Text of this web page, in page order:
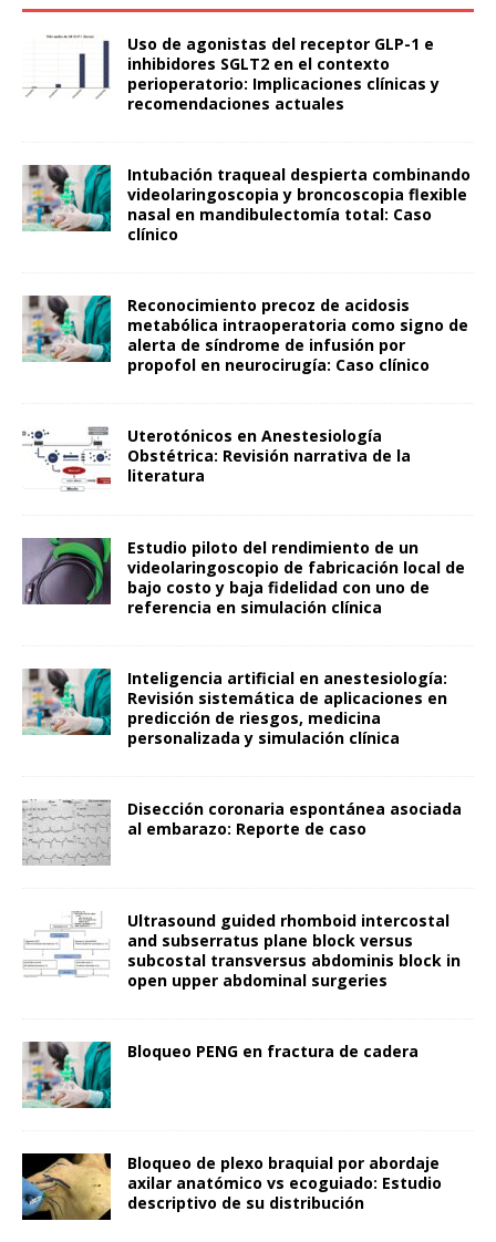
Uso de agonistas del receptor GLP-1 e
inhibidores SGLT2 en el contexto
perioperatorio: Implicaciones clínicas y
recomendaciones actuales
Intubación traqueal despierta combinando
videolaringoscopia y broncoscopia flexible
nasal en mandibulectomía total: Caso
clínico
Reconocimiento precoz de acidosis
metabólica intraoperatoria como signo de
alerta de síndrome de infusión por
propofol en neurocirugía: Caso clínico
Uterotónicos en Anestesiología
Obstétrica: Revisión narrativa de la
literatura
Estudio piloto del rendimiento de un
videolaringoscopio de fabricación local de
bajo costo y baja fidelidad con uno de
referencia en simulación clínica
Inteligencia artificial en anestesiología:
Revisión sistemática de aplicaciones en
predicción de riesgos, medicina
personalizada y simulación clínica
Disección coronaria espontánea asociada
al embarazo: Reporte de caso
Ultrasound guided rhomboid intercostal
and subserratus plane block versus
subcostal transversus abdominis block in
open upper abdominal surgeries
Bloqueo PENG en fractura de cadera
Bloqueo de plexo braquial por abordaje
axilar anatómico vs ecoguiado: Estudio
descriptivo de su distribución